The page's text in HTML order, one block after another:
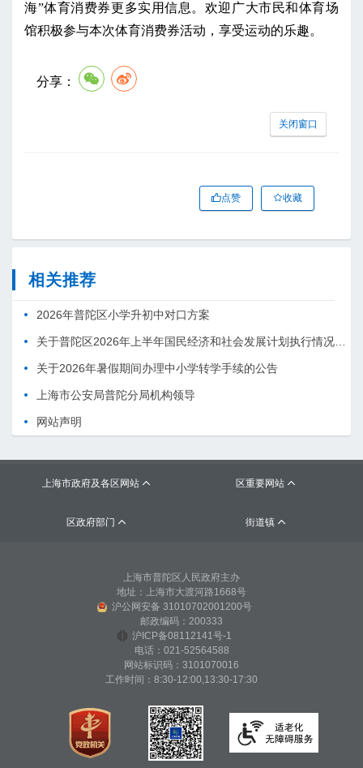
海”体育消费券更多实用信息 。欢迎广大市民和体育场
馆积极参与本次体育消费券活动，享受运动的乐趣。
分享：
关闭窗口
点赞 收藏
相关推荐
2026年普陀区小学升初中对口方案
关于2026年暑假期间办理中小学转学手续的公告
上海市公安局普陀分局机构领导
网站声明
上海市政府及各区网站  区重要网站 
区政府部门  街道镇 
上海市普陀区人民政府主办
地址：上海市大渡河路1668号
沪公网安备 31010702001200号
邮政编码：200333
沪ICP备08112141号-1
电话：021-52564588
网站标识码：3101070016
工作时间：8:30-12:00,13:30-17:30